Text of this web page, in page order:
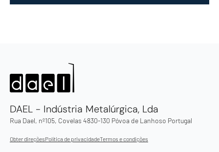
DAEL - Indústria Metalúrgica, Lda
Rua Dael, nº105, Covelas 4830-130 Póvoa de Lanhoso Portugal
Obter direçõesPolítica de privacidadeTermos e condições